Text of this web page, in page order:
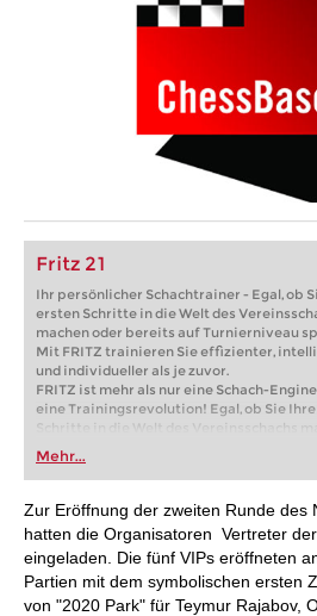
Fritz 21
Ihr persönlicher Schachtrainer - Egal, ob
ersten Schritte in die Welt des
machen oder bereits auf Turnierniveau
Mit FRITZ trainieren Sie effizienter,
und individueller als je zuvor.
FRITZ ist mehr als nur eine Schach-
eine Trainingsrevolution! Egal, ob Sie
Schritte in die Welt des Vereinsschachs
oder bereits auf Turnierniveau spielen: Mit
FRITZ trainieren Sie effizienter,
individueller als je zuvor.
Mehr...
Zur Eröffnung der zweiten Runde des
hatten die Organisatoren Vertreter
eingeladen. Die fünf VIPs eröffneten
Partien mit dem symbolischen ersten
von "2020 Park" für Teymur Rajabov,